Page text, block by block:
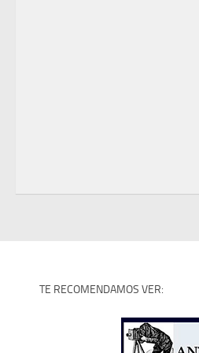
TE RECOMENDAMOS VER: